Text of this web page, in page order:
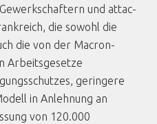
und attac-
die sowohl die
die von der Macron-
Arbeitsgesetze
geringere
in Anlehnung an
von 120.000